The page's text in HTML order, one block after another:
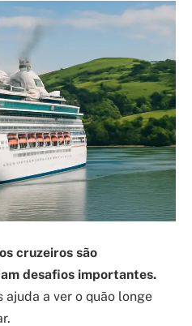
cruzeiros são
desafios importantes.
a ver o quão longe